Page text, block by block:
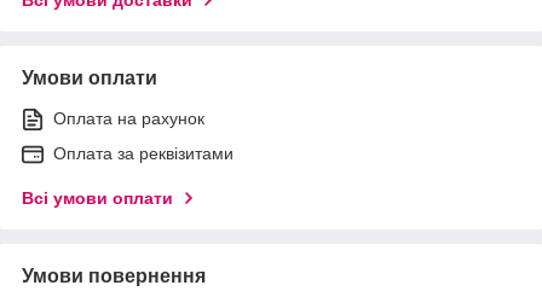
Умови оплати
Оплата на рахунок
Оплата за реквізитами
Всі умови оплати
Умови повернення